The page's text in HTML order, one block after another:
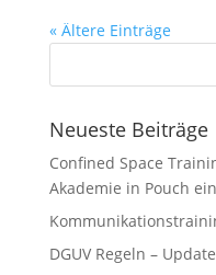
« Ältere Einträge
Neueste Beiträge
Confined Space
Akademie in Pouch ein
DGUV Regeln –